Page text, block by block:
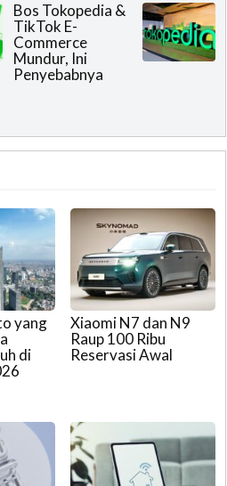
Bos Tokopedia &
TikTok E-
Commerce
Mundur, Ini
Penyebabnya
yang
di
Xiaomi N7 dan N9
Raup 100 Ribu
Reservasi Awal